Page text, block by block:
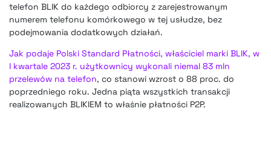
telefon BLIK do każdego odbiorcy z zarejestrowanym
numerem telefonu komórkowego w tej usłudze, bez
podejmowania dodatkowych działań.
Jak podaje Polski Standard Płatności, właściciel marki BLIK, w
I kwartale 2023 r. użytkownicy wykonali niemal 83 mln
przelewów na telefon, co stanowi wzrost o 88 proc. do
poprzedniego roku. Jedna piąta wszystkich transakcji
realizowanych BLIKIEM to właśnie płatności P2P.